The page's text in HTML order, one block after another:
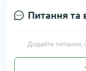
Питання та
Додайте питання,